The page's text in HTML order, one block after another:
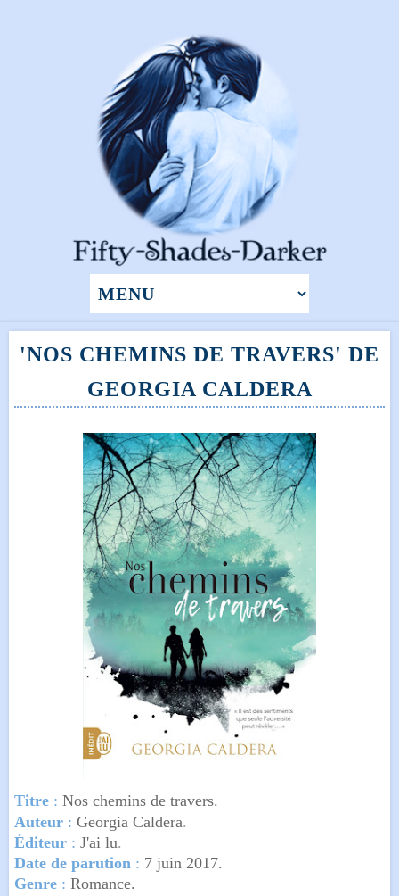
'NOS CHEMINS DE TRAVERS' DE
GEORGIA CALDERA
Titre : Nos chemins de travers.
Auteur : Georgia Caldera.
Éditeur : J'ai lu.
Date de parution : 7 juin 2017.
Genre : Romance.